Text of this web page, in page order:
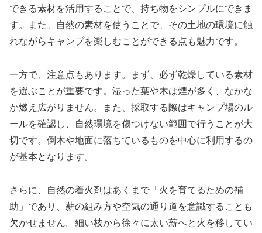
できる素材を活用することで、持ち物をシンプルにできま
す。また、自然の素材を使うことで、その土地の環境に触
れながらキャンプを楽しむことができる点も魅力です。
一方で、注意点もあります。まず、必ず乾燥している素材
を選ぶことが重要です。湿った葉や木は煙が多く、なかな
か燃え広がりません。また、採取する際はキャンプ場のル
ールを確認し、自然環境を傷つけない範囲で行うことが大
切です。倒木や地面に落ちているものを中心に利用するの
が基本となります。
さらに、自然の着火剤はあくまで「火を育てるための補
助」であり、薪の組み方や空気の通り道を意識することも
欠かせません。細い枝から徐々に太い薪へと火を移してい